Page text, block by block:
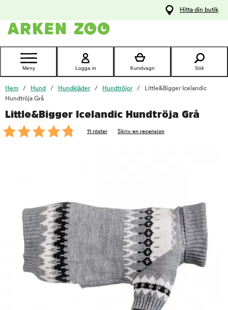
Kontakta
Hitta din butik
Meny Logga in Kundvagn Sök
Hem Hund Hundkläder Hundtröjor
Little&Bigger Icelandic
Hundtröja Grå
Little&Bigger Icelandic Hundtröja Grå
11 röster Skriv en recension
foo